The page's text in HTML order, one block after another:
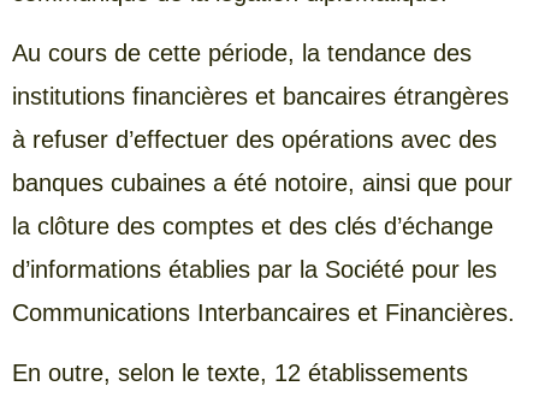
Au cours de cette période, la tendance des
institutions financières et bancaires étrangères
à refuser d’effectuer des opérations avec des
banques cubaines a été notoire, ainsi que pour
la clôture des comptes et des clés d’échange
d’informations établies par la Société pour les
Communications Interbancaires et Financières.
En outre, selon le texte, 12 établissements